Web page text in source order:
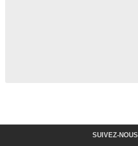
SUIVEZ-NOUS